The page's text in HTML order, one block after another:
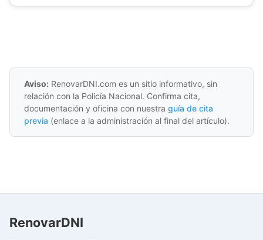
Aviso: RenovarDNI.com es un sitio informativo, sin
relación con la Policía Nacional. Confirma cita,
documentación y oficina con nuestra guía de cita
previa (enlace a la administración al final del artículo).
RenovarDNI